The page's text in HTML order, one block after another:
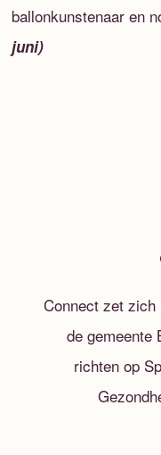
ballonkunstenaar en
juni)
Connect zet
de gemeente
richten op